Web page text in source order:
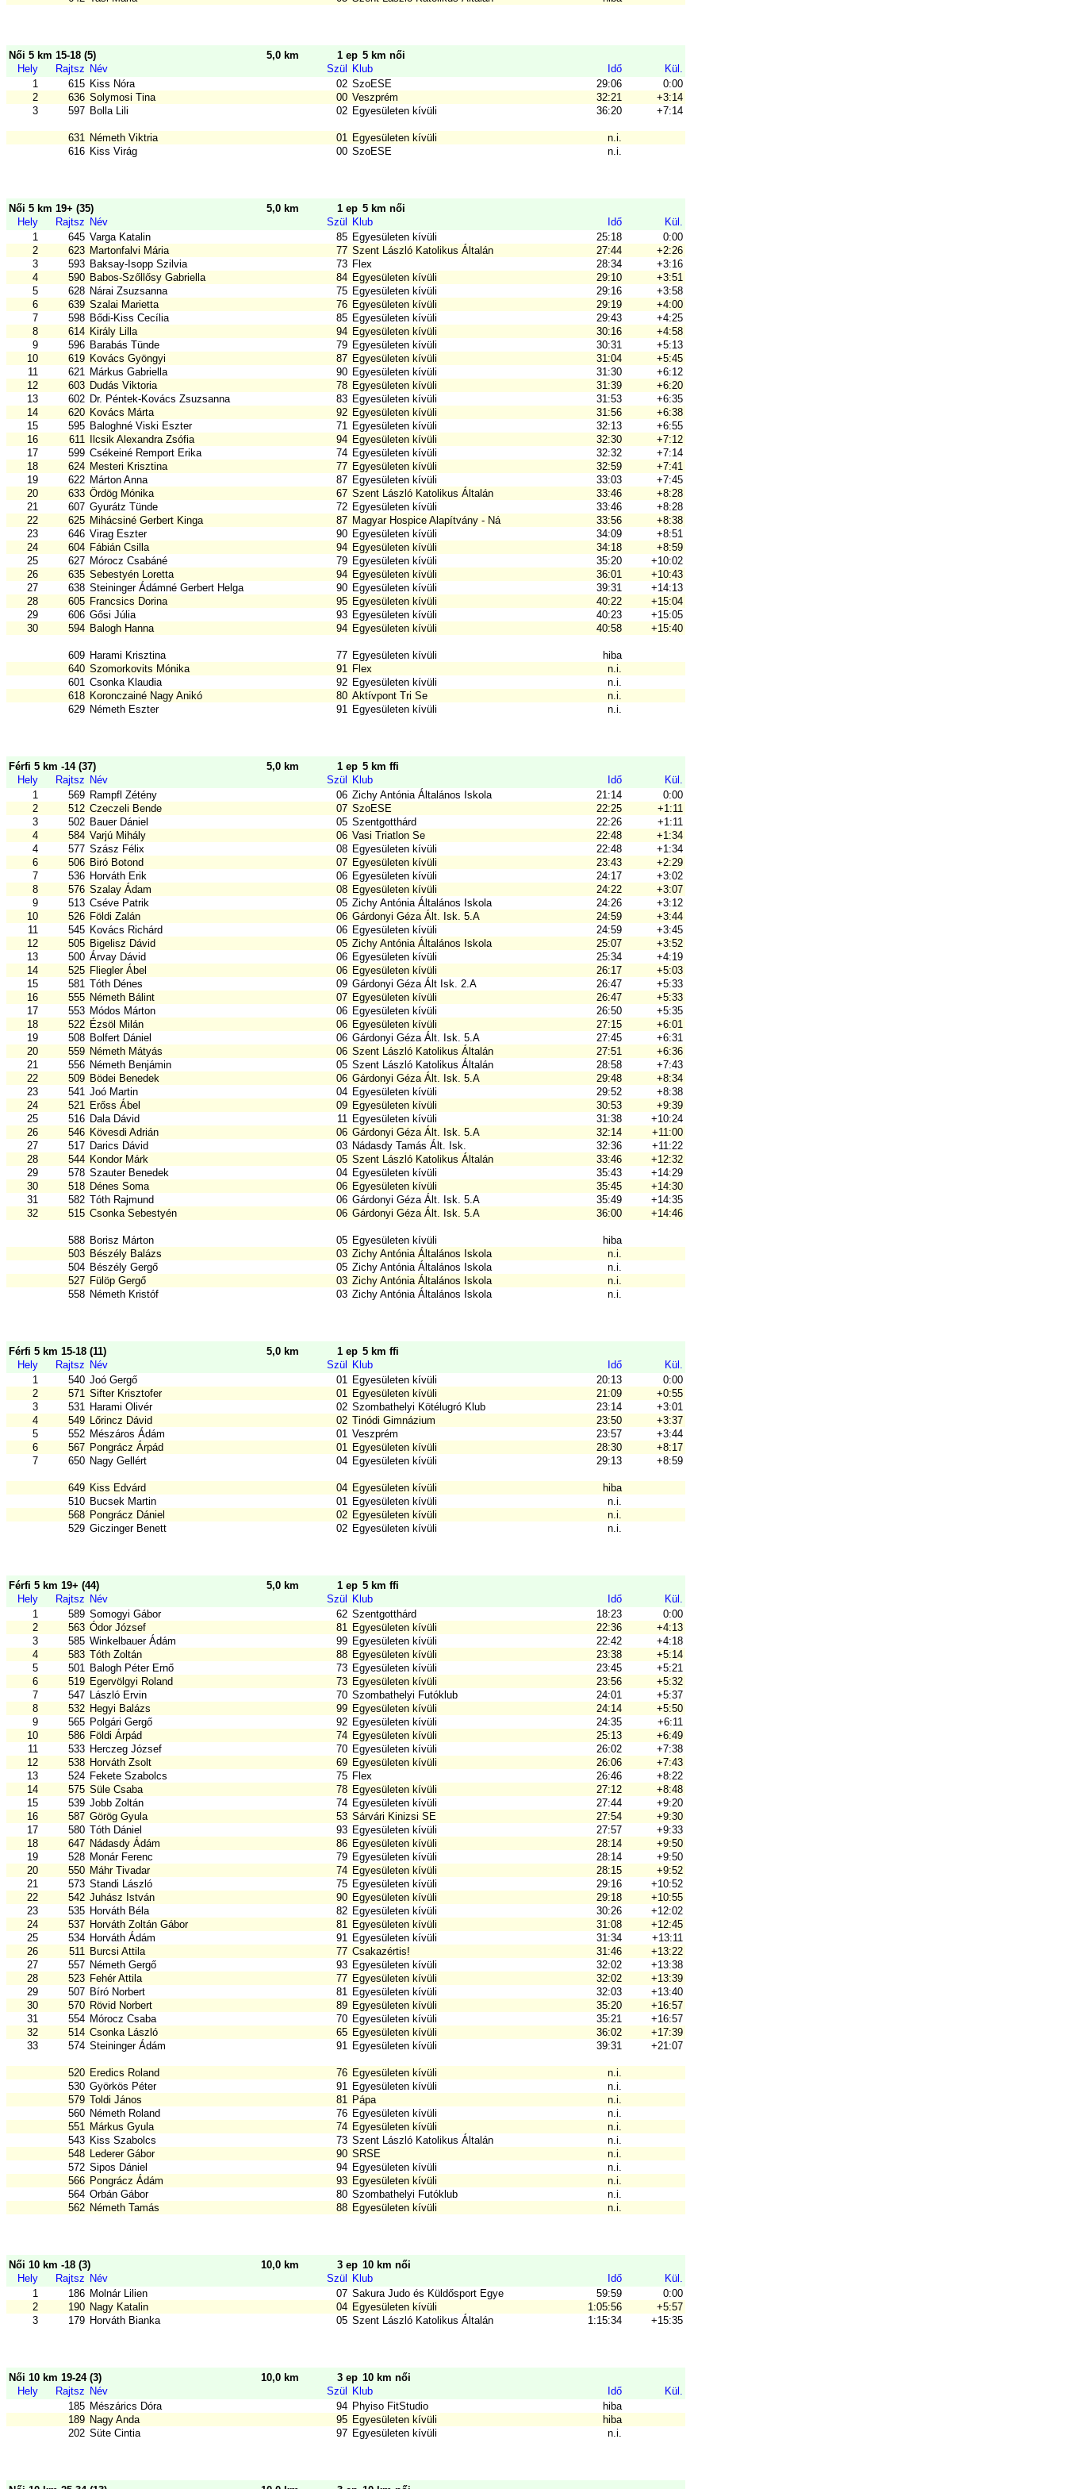
Női 5 km 15-18 (5) 5,0 km 1 ep 5 km női
Hely
Rajtsz Név Szül Klub Idő
Kül.
1
615 Kiss Nóra 02 SzoESE 29:06
0:00
2
636 Solymosi Tina 00 Veszprém 32:21
+3:14
3
597 Bolla Lili 02 Egyesületen kívüli 36:20 +7:14
631 Németh Viktria 01 Egyesületen kívüli
n.i.
616 Kiss Virág 00 SzoESE n.i.
Női 5 km 19+ (35) 5,0 km 1 ep 5 km női
Hely
Rajtsz Név Szül Klub Idő
Kül.
1
645 Varga Katalin 85 Egyesületen kívüli 25:18
0:00
2
623 Martonfalvi Mária 77 Szent László Katolikus Általán 27:44
+2:26
3
593 Baksay-Isopp Szilvia 73 Flex 28:34
+3:16
4
590 Babos-Szőllősy Gabriella 84 Egyesületen kívüli 29:10
+3:51
5
628 Nárai Zsuzsanna 75 Egyesületen kívüli 29:16
+3:58
6
639 Szalai Marietta 76 Egyesületen kívüli 29:19
+4:00
7
598 Bődi-Kiss Cecília 85 Egyesületen kívüli 29:43
+4:25
8
614 Király Lilla 94 Egyesületen kívüli 30:16
+4:58
9
596 Barabás Tünde 79 Egyesületen kívüli 30:31
+5:13
10
619 Kovács Gyöngyi 87 Egyesületen kívüli 31:04
+5:45
11
621 Márkus Gabriella 90 Egyesületen kívüli 31:30
+6:12
12
603 Dudás Viktoria 78 Egyesületen kívüli 31:39
+6:20
13
602 Dr. Péntek-Kovács Zsuzsanna 83 Egyesületen kívüli 31:53
+6:35
14
620 Kovács Márta 92 Egyesületen kívüli 31:56
+6:38
15
595 Baloghné Viski Eszter 71 Egyesületen kívüli 32:13
+6:55
16
611 Ilcsik Alexandra Zsófia 94 Egyesületen kívüli 32:30
+7:12
17
599 Csékeiné Remport Erika 74 Egyesületen kívüli 32:32
+7:14
18
624 Mesteri Krisztina 77 Egyesületen kívüli 32:59
+7:41
19
622 Márton Anna 87 Egyesületen kívüli 33:03
+7:45
20
633 Ördög Mónika 67 Szent László Katolikus Általán 33:46
+8:28
21
607 Gyurátz Tünde 72 Egyesületen kívüli 33:46
+8:28
22
625 Mihácsiné Gerbert Kinga 87 Magyar Hospice Alapítvány - Ná 33:56
+8:38
23
646 Virag Eszter 90 Egyesületen kívüli 34:09
+8:51
24
604 Fábián Csilla 94 Egyesületen kívüli 34:18
+8:59
25
627 Mórocz Csabáné 79 Egyesületen kívüli 35:20
+10:02
26
635 Sebestyén Loretta 94 Egyesületen kívüli 36:01
+10:43
27
638 Steininger Ádámné Gerbert Helga 90 Egyesületen kívüli 39:31
+14:13
28
605 Francsics Dorina 95 Egyesületen kívüli 40:22
+15:04
29
606 Gősi Júlia 93 Egyesületen kívüli 40:23
+15:05
30
594 Balogh Hanna 94 Egyesületen kívüli 40:58 +15:40
609 Harami Krisztina 77 Egyesületen kívüli
hiba
640 Szomorkovits Mónika 91 Flex
n.i.
601 Csonka Klaudia 92 Egyesületen kívüli
n.i.
618 Koronczainé Nagy Anikó 80 Aktívpont Tri Se
n.i.
629 Németh Eszter 91 Egyesületen kívüli n.i.
Férfi 5 km -14 (37) 5,0 km 1 ep 5 km ffi
Hely
Rajtsz Név Szül Klub Idő
Kül.
1
569 Rampfl Zétény 06 Zichy Antónia Általános Iskola 21:14
0:00
2
512 Czeczeli Bende 07 SzoESE 22:25
+1:11
3
502 Bauer Dániel 05 Szentgotthárd 22:26
+1:11
4
584 Varjú Mihály 06 Vasi Triatlon Se 22:48
+1:34
4
577 Szász Félix 08 Egyesületen kívüli 22:48
+1:34
6
506 Biró Botond 07 Egyesületen kívüli 23:43
+2:29
7
536 Horváth Erik 06 Egyesületen kívüli 24:17
+3:02
8
576 Szalay Ádam 08 Egyesületen kívüli 24:22
+3:07
9
513 Cséve Patrik 05 Zichy Antónia Általános Iskola 24:26
+3:12
10
526 Földi Zalán 06 Gárdonyi Géza Ált. Isk. 5.A 24:59
+3:44
11
545 Kovács Richárd 06 Egyesületen kívüli 24:59
+3:45
12
505 Bigelisz Dávid 05 Zichy Antónia Általános Iskola 25:07
+3:52
13
500 Árvay Dávid 06 Egyesületen kívüli 25:34
+4:19
14
525 Fliegler Ábel 06 Egyesületen kívüli 26:17
+5:03
15
581 Tóth Dénes 09 Gárdonyi Géza Ált Isk. 2.A 26:47
+5:33
16
555 Németh Bálint 07 Egyesületen kívüli 26:47
+5:33
17
553 Módos Márton 06 Egyesületen kívüli 26:50
+5:35
18
522 Ézsöl Milán 06 Egyesületen kívüli 27:15
+6:01
19
508 Bolfert Dániel 06 Gárdonyi Géza Ált. Isk. 5.A 27:45
+6:31
20
559 Németh Mátyás 06 Szent László Katolikus Általán 27:51
+6:36
21
556 Németh Benjámin 05 Szent László Katolikus Általán 28:58
+7:43
22
509 Bödei Benedek 06 Gárdonyi Géza Ált. Isk. 5.A 29:48
+8:34
23
541 Joó Martin 04 Egyesületen kívüli 29:52
+8:38
24
521 Erőss Ábel 09 Egyesületen kívüli 30:53
+9:39
25
516 Dala Dávid 11 Egyesületen kívüli 31:38
+10:24
26
546 Kövesdi Adrián 06 Gárdonyi Géza Ált. Isk. 5.A 32:14
+11:00
27
517 Darics Dávid 03 Nádasdy Tamás Ált. Isk. 32:36
+11:22
28
544 Kondor Márk 05 Szent László Katolikus Általán 33:46
+12:32
29
578 Szauter Benedek 04 Egyesületen kívüli 35:43
+14:29
30
518 Dénes Soma 06 Egyesületen kívüli 35:45
+14:30
31
582 Tóth Rajmund 06 Gárdonyi Géza Ált. Isk. 5.A 35:49
+14:35
32
515 Csonka Sebestyén 06 Gárdonyi Géza Ált. Isk. 5.A 36:00 +14:46
588 Borisz Márton 05 Egyesületen kívüli
hiba
503 Bészély Balázs 03 Zichy Antónia Általános Iskola
n.i.
504 Bészély Gergő 05 Zichy Antónia Általános Iskola
n.i.
527 Fülöp Gergő 03 Zichy Antónia Általános Iskola
n.i.
558 Németh Kristóf 03 Zichy Antónia Általános Iskola n.i.
Férfi 5 km 15-18 (11) 5,0 km 1 ep 5 km ffi
Hely
Rajtsz Név Szül Klub Idő
Kül.
1
540 Joó Gergő 01 Egyesületen kívüli 20:13
0:00
2
571 Sifter Krisztofer 01 Egyesületen kívüli 21:09
+0:55
3
531 Harami Olivér 02 Szombathelyi Kötélugró Klub 23:14
+3:01
4
549 Lőrincz Dávid 02 Tinódi Gimnázium 23:50
+3:37
5
552 Mészáros Ádám 01 Veszprém 23:57
+3:44
6
567 Pongrácz Árpád 01 Egyesületen kívüli 28:30
+8:17
7
650 Nagy Gellért 04 Egyesületen kívüli 29:13 +8:59
649 Kiss Edvárd 04 Egyesületen kívüli
hiba
510 Bucsek Martin 01 Egyesületen kívüli
n.i.
568 Pongrácz Dániel 02 Egyesületen kívüli
n.i.
529 Giczinger Benett 02 Egyesületen kívüli n.i.
Férfi 5 km 19+ (44) 5,0 km 1 ep 5 km ffi
Hely
Rajtsz Név Szül Klub Idő
Kül.
1
589 Somogyi Gábor 62 Szentgotthárd 18:23
0:00
2
563 Ódor József 81 Egyesületen kívüli 22:36
+4:13
3
585 Winkelbauer Ádám 99 Egyesületen kívüli 22:42
+4:18
4
583 Tóth Zoltán 88 Egyesületen kívüli 23:38
+5:14
5
501 Balogh Péter Ernő 73 Egyesületen kívüli 23:45
+5:21
6
519 Egervölgyi Roland 73 Egyesületen kívüli 23:56
+5:32
7
547 László Ervin 70 Szombathelyi Futóklub 24:01
+5:37
8
532 Hegyi Balázs 99 Egyesületen kívüli 24:14
+5:50
9
565 Polgári Gergő 92 Egyesületen kívüli 24:35
+6:11
10
586 Földi Árpád 74 Egyesületen kívüli 25:13
+6:49
11
533 Herczeg József 70 Egyesületen kívüli 26:02
+7:38
12
538 Horváth Zsolt 69 Egyesületen kívüli 26:06
+7:43
13
524 Fekete Szabolcs 75 Flex 26:46
+8:22
14
575 Süle Csaba 78 Egyesületen kívüli 27:12
+8:48
15
539 Jobb Zoltán 74 Egyesületen kívüli 27:44
+9:20
16
587 Görög Gyula 53 Sárvári Kinizsi SE 27:54
+9:30
17
580 Tóth Dániel 93 Egyesületen kívüli 27:57
+9:33
18
647 Nádasdy Ádám 86 Egyesületen kívüli 28:14
+9:50
19
528 Monár Ferenc 79 Egyesületen kívüli 28:14
+9:50
20
550 Máhr Tivadar 74 Egyesületen kívüli 28:15
+9:52
21
573 Standi László 75 Egyesületen kívüli 29:16
+10:52
22
542 Juhász István 90 Egyesületen kívüli 29:18
+10:55
23
535 Horváth Béla 82 Egyesületen kívüli 30:26
+12:02
24
537 Horváth Zoltán Gábor 81 Egyesületen kívüli 31:08
+12:45
25
534 Horváth Ádám 91 Egyesületen kívüli 31:34
+13:11
26
511 Burcsi Attila 77 Csakazértis! 31:46
+13:22
27
557 Németh Gergő 93 Egyesületen kívüli 32:02
+13:38
28
523 Fehér Attila 77 Egyesületen kívüli 32:02
+13:39
29
507 Bíró Norbert 81 Egyesületen kívüli 32:03
+13:40
30
570 Rövid Norbert 89 Egyesületen kívüli 35:20
+16:57
31
554 Mórocz Csaba 70 Egyesületen kívüli 35:21
+16:57
32
514 Csonka László 65 Egyesületen kívüli 36:02
+17:39
33
574 Steininger Ádám 91 Egyesületen kívüli 39:31 +21:07
520 Eredics Roland 76 Egyesületen kívüli
n.i.
530 Györkös Péter 91 Egyesületen kívüli
n.i.
579 Toldi János 81 Pápa
n.i.
560 Németh Roland 76 Egyesületen kívüli
n.i.
551 Márkus Gyula 74 Egyesületen kívüli
n.i.
543 Kiss Szabolcs 73 Szent László Katolikus Általán
n.i.
548 Lederer Gábor 90 SRSE
n.i.
572 Sipos Dániel 94 Egyesületen kívüli
n.i.
566 Pongrácz Ádám 93 Egyesületen kívüli
n.i.
564 Orbán Gábor 80 Szombathelyi Futóklub
n.i.
562 Németh Tamás 88 Egyesületen kívüli n.i.
Női 10 km -18 (3) 10,0 km 3 ep 10 km női
Hely
Rajtsz Név Szül Klub Idő
Kül.
1
186 Molnár Lilien 07 Sakura Judo és Küldősport Egye 59:59
0:00
2
190 Nagy Katalin 04 Egyesületen kívüli 1:05:56
+5:57
3
179 Horváth Bianka 05 Szent László Katolikus Általán 1:15:34 +15:35
Női 10 km 19-24 (3) 10,0 km 3 ep 10 km női
Hely
Rajtsz Név Szül Klub Idő
Kül.
185 Mészárics Dóra 94 Phyiso FitStudio
hiba
189 Nagy Anda 95 Egyesületen kívüli
hiba
202 Süte Cintia 97 Egyesületen kívüli n.i.